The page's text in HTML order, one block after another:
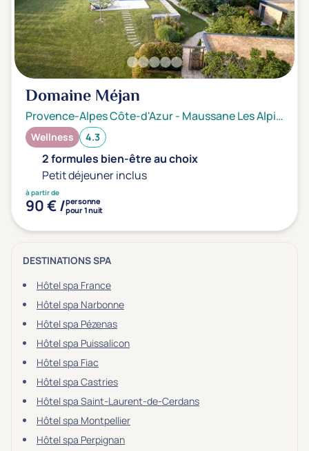
Domaine Méjan
Provence-Alpes Côte-d'Azur- Maussane Les Alpilles
Wellness 4.3
2 formules bien-être au choix
Petit déjeuner inclus
à partir de
90 € /personne
pour 1 nuit
DESTINATIONS SPA
Hôtel spa France
Hôtel spa Narbonne
Hôtel spa Pézenas
Hôtel spa Puissalicon
Hôtel spa Fiac
Hôtel spa Castries
Hôtel spa Saint-Laurent-de-Cerdans
Hôtel spa Montpellier
Hôtel spa Perpignan